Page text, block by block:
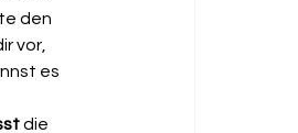
den
vor,
es
die